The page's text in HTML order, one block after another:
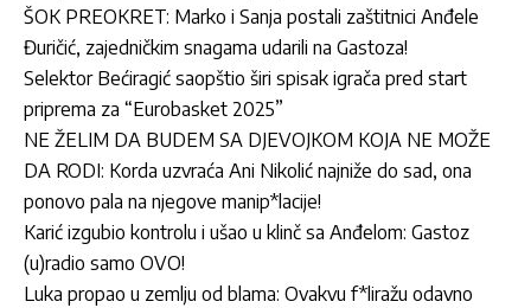
ŠOK PREOKRET: Marko i Sanja postali zaštitnici Anđele
Đuričić, zajedničkim snagama udarili na Gastoza!
Selektor Bećiragić saopštio širi spisak igrača pred start
priprema za “Eurobasket 2025”
NE ŽELIM DA BUDEM SA DJEVOJKOM KOJA NE MOŽE
DA RODI: Korda uzvraća Ani Nikolić najniže do sad, ona
ponovo pala na njegove manip*lacije!
Karić izgubio kontrolu i ušao u klinč sa Anđelom: Gastoz
(u)radio samo OVO!
Luka propao u zemlju od blama: Ovakvu f*liražu odavno